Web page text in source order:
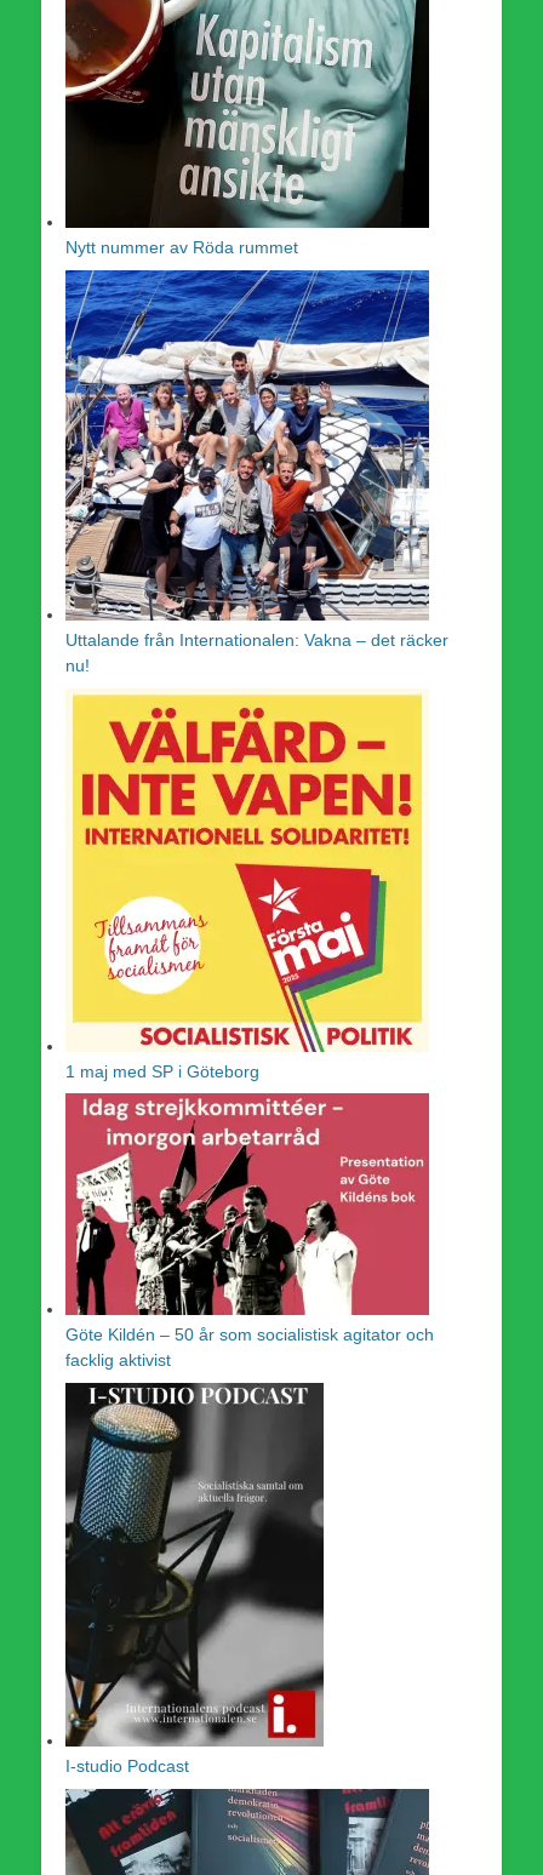
Nytt nummer av Röda rummet
Uttalande från Internationalen: Vakna – det räcker
nu!
1 maj med SP i Göteborg
Göte Kildén – 50 år som socialistisk agitator och
facklig aktivist
I-studio Podcast